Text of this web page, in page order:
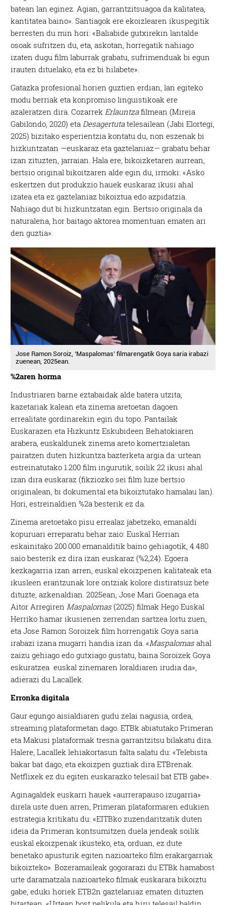
batean lan eginez. Agian, garrantzitsuagoa da kalitatea,
kantitatea baino». Santiagok ere ekoizlearen ikuspegitik
berresten du min hori: «Baliabide gutxirekin lantalde
osoak sufritzen du, eta, askotan, horregatik nahiago
izaten dugu film laburrak grabatu, sufrimenduak bi egun
irauten dituelako, eta ez bi hilabete».
Gatazka profesional horien guztien erdian, lan egiteko
modu berriak eta konpromiso linguistikoak ere
azaleratzen dira. Cozarrek Erlauntzafilmean (Mireia
Gabilondo, 2020) eta Desagertutatelesailean (Jabi Elortegi,
2025) bizitako esperientzia kontatu du, non eszenak bi
hizkuntzatan —euskaraz eta gaztelaniaz— grabatu behar
izan zituzten, jarraian. Hala ere, bikoizketaren aurrean,
bertsio original bikoitzaren alde egin du, irmoki: «Asko
eskertzen dut produkzio hauek euskaraz ikusi ahal
izatea eta ez gaztelaniaz bikoiztua edo azpidatzia.
Nahiago dut bi hizkuntzatan egin. Bertsio originala da
naturalena, hor baitago aktorea momentuan ematen ari
den guztia».
Jose Ramon Soroiz, ‘Maspalomas’ filmarengatik Goya saria irabazi
zuenean, 2025ean.
%2aren horma
Industriaren barne eztabaidak alde batera utzita,
kazetariak kalean eta zinema aretoetan dagoen
errealitate gordinarekin egin du topo. Pantailak
Euskarazen eta Hizkuntz Eskubideen Behatokiaren
arabera, euskaldunek zinema areto komertzialetan
pairatzen duten hizkuntza bazterketa argia da: urtean
estreinatutako 1.200 film ingurutik, soilik 22 ikusi ahal
izan dira euskaraz (fikziozko sei film luze bertsio
originalean, bi dokumental eta bikoiztutako hamalau lan).
Hori, estreinaldien %2a besterik ez da.
Zinema aretoetako pisu errealaz jabetzeko, emanaldi
kopuruari erreparatu behar zaio: Euskal Herrian
eskainitako 200.000 emanalditik baino gehiagotik, 4.480
saio besterik ez dira izan euskaraz (%2,24). Egoera
kezkagarria izan arren, euskal ekoizpenen kalitateak eta
ikusleen erantzunak lore ontziak kolore distiratsuz bete
dituzte, azkenaldian. 2025ean, Jose Mari Goenaga eta
Aitor ArregirenMaspalomas (2025) filmak Hego Euskal
Herriko hamar ikusienen zerrendan sartzea lortu zuen,
eta Jose Ramon Soroizek film horrengatik Goya saria
irabazi izana mugarri handia izan da. «Maspalomas ahal
zaizu gehiago edo gutxiago gustatu, baina Soroizek Goya
eskuratzea euskal zinemaren loraldiaren irudia da»,
adierazi du Lacallek.
Erronka digitala
Gaur egungo aisialdiaren gudu zelai nagusia, ordea,
streaming plataformetan dago. ETBk abiatutako Primeran
eta Makusi plataformak tresna garrantzitsu bilakatu dira.
Halere, Lacallek lehiakortasun falta salatu du: «Telebista
bakar bat dago, eta ekoizpen guztiak dira ETBrenak.
Netflixek ez du egiten euskarazko telesail bat ETB gabe».
Aginagaldek euskarri hauek «aurrerapauso izugarria»
direla uste duen arren, Primeran plataformaren edukien
estrategia kritikatu du: «EITBko zuzendaritzatik duten
ideia da Primeran kontsumitzen duela jendeak soilik
euskal ekoizpenak ikusteko, eta, orduan, ez dute
benetako apusturik egiten nazioarteko film erakargarriak
bikoizteko». Bozeramaileak gogorarazi du ETBk hamabost
urte daramatzala nazioarteko filmak euskarara bikoiztu
gabe, eduki horiek ETB2n gaztelaniaz ematen dituzten